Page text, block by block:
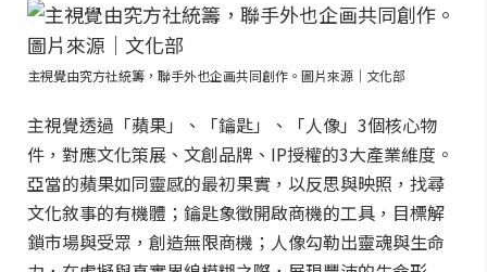
主視覺由究方社統籌，聯手外也企画共同創作。圖片來源｜文化部
主視覺透過「蘋果」、「鑰匙」、「人像」3個核心物
件，對應文化策展、文創品牌、IP授權的3大產業維度。
亞當的蘋果如同靈感的最初果實，以反思與映照，找尋
文化敘事的有機體；鑰匙象徵開啟商機的工具，目標解
鎖市場與受眾，創造無限商機；人像勾勒出靈魂與生命